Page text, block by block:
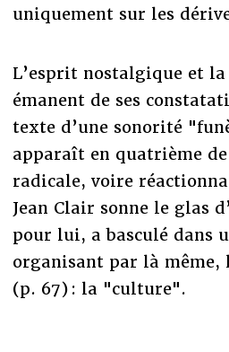
uniquement sur les
L’esprit nostalgique et
émanent de ses
texte d’une sonorité
apparaît en quatrième
radicale, voire
Jean Clair sonne le glas
pour lui, a basculé dans
organisant par là
(p. 67) : la "culture".